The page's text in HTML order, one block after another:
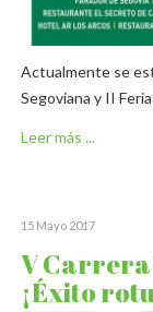
Actualmente se
Segoviana y II
Leer más ...
15 Mayo 2017
V
¡Éxito